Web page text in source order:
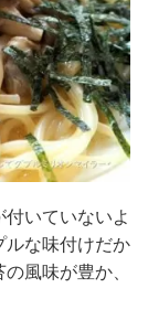
いていないよ
ルな味付けだか
風味が豊か、